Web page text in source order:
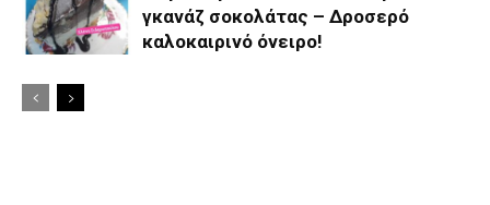
γκανάζ σοκολάτας – Δροσερό
καλοκαιρινό όνειρο!